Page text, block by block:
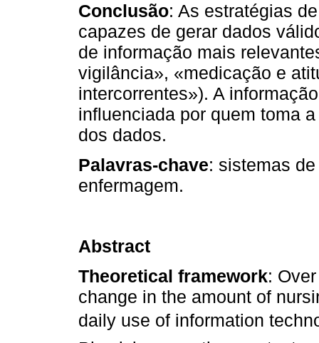
Conclusão: As estratégias
capazes de gerar dados
de informação mais
vigilância», «medicação e
intercorrentes»). A
influenciada por quem toma
dos dados.
Palavras-chave: sistemas
enfermagem.
Abstract
Theoretical framework:
change in the amount of
daily use of information